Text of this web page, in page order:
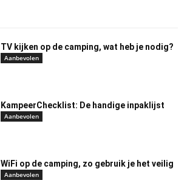
TV kijken op de camping, wat heb je nodig?
Aanbevolen
KampeerChecklist: De handige inpaklijst
Aanbevolen
WiFi op de camping, zo gebruik je het veilig
Aanbevolen